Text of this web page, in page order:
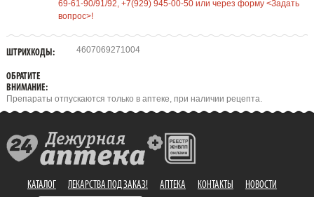
69-61-90/91/92, +7(929) 945-00-50 или через форму <Задать
вопрос>!
ШТРИХКОДЫ: 4607069271004
ОБРАТИТЕ
ВНИМАНИЕ:
Препараты отпускаются только в аптеке, при наличии рецепта.
КАТАЛОГ ЛЕКАРСТВА ПОД ЗАКАЗ! АПТЕКА КОНТАКТЫ НОВОСТИ